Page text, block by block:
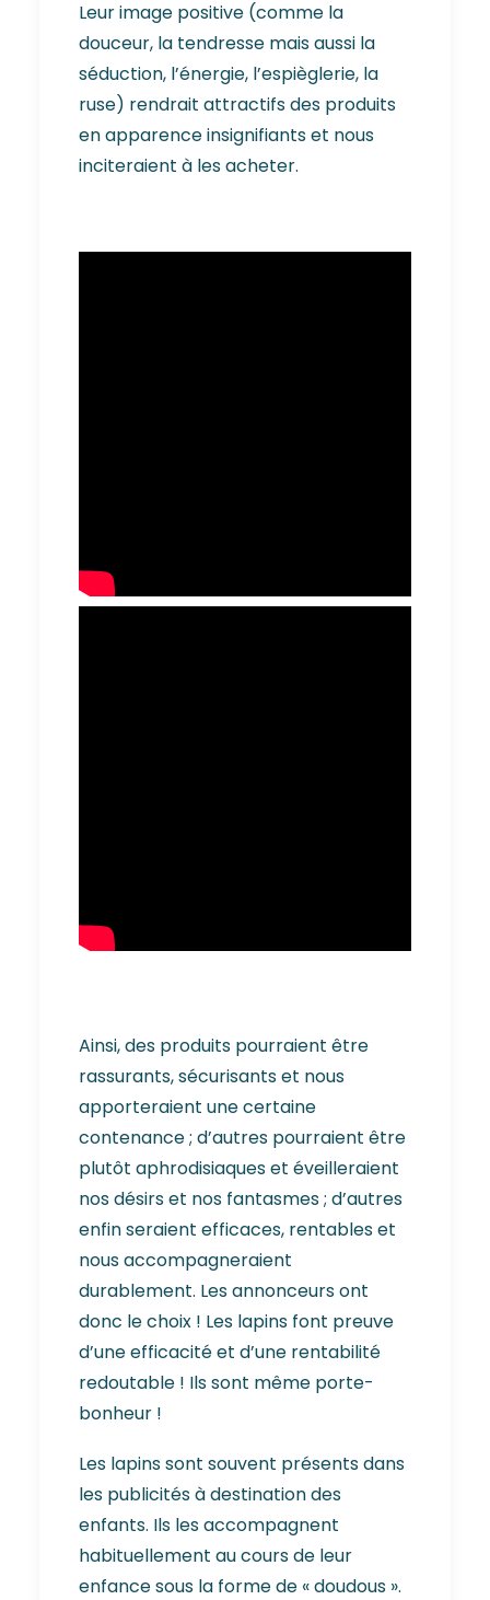
Leur image positive (comme la
douceur, la tendresse mais aussi la
séduction, l’énergie, l’espièglerie, la
ruse) rendrait attractifs des produits
en apparence insignifiants et nous
inciteraient à les acheter.
Ainsi, des produits pourraient être
rassurants, sécurisants et nous
apporteraient une certaine
contenance ; d’autres pourraient être
plutôt aphrodisiaques et éveilleraient
nos désirs et nos fantasmes ; d’autres
enfin seraient efficaces, rentables et
nous accompagneraient
durablement. Les annonceurs ont
donc le choix ! Les lapins font preuve
d’une efficacité et d’une rentabilité
redoutable ! Ils sont même porte-
bonheur !
Les lapins sont souvent présents dans
les publicités à destination des
enfants. Ils les accompagnent
habituellement au cours de leur
enfance sous la forme de « doudous ».